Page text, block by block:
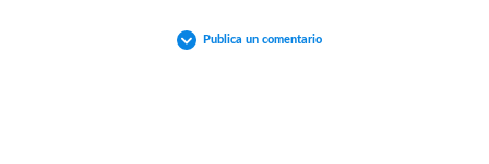
Publica un comentario